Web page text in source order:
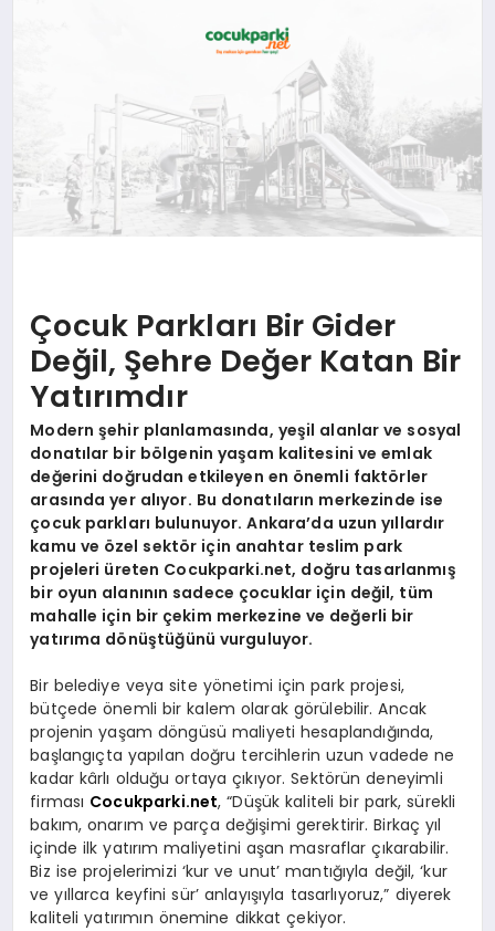
Çocuk Parkları Bir Gider
Değil, Şehre Değer Katan Bir
Yatırımdır
Modern şehir planlamasında, yeşil alanlar ve sosyal
donatılar bir bölgenin yaşam kalitesini ve emlak
değerini doğrudan etkileyen en önemli faktörler
arasında yer alıyor. Bu donatıların merkezinde ise
çocuk parkları bulunuyor. Ankara’da uzun yıllardır
kamu ve özel sektör için anahtar teslim park
projeleri üreten Cocukparki.net, doğru tasarlanmış
bir oyun alanının sadece çocuklar için değil, tüm
mahalle için bir çekim merkezine ve değerli bir
yatırıma dönüştüğünü vurguluyor.
Bir belediye veya site yönetimi için park projesi,
bütçede önemli bir kalem olarak görülebilir. Ancak
projenin yaşam döngüsü maliyeti hesaplandığında,
başlangıçta yapılan doğru tercihlerin uzun vadede ne
kadar kârlı olduğu ortaya çıkıyor. Sektörün deneyimli
firması Cocukparki.net, “Düşük kaliteli bir park, sürekli
bakım, onarım ve parça değişimi gerektirir. Birkaç yıl
içinde ilk yatırım maliyetini aşan masraflar çıkarabilir.
Biz ise projelerimizi ‘kur ve unut’ mantığıyla değil, ‘kur
ve yıllarca keyfini sür’ anlayışıyla tasarlıyoruz,” diyerek
kaliteli yatırımın önemine dikkat çekiyor.